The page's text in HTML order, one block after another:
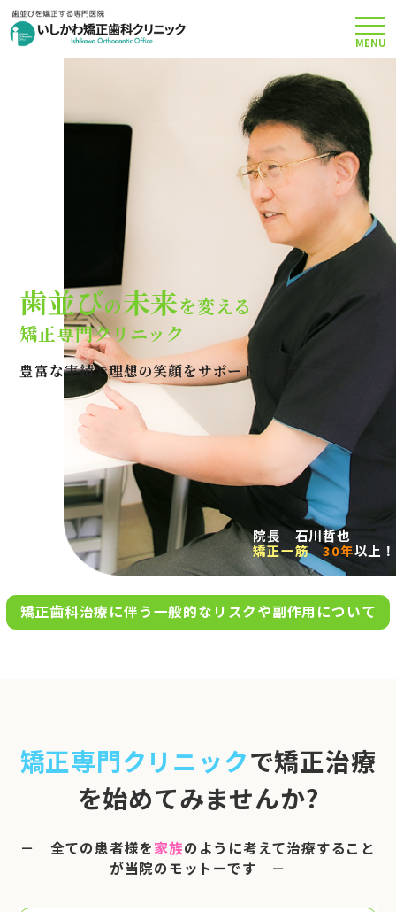
矯正治療について
当院のこだわり
費用について
クリニック案内
Q＆A
アクセス
お問い合わせ
完全
0120-695-578
※日曜は不定期で診療してい
ます
MENU
歯並びの未来を変える
矯正専門クリニック
豊富な実績で理想の笑顔をサポートします
院長 石川哲也
矯正一筋
30年以上！
矯正歯科治療に伴う一般的なリスクや副作用について
矯正専門クリニックで矯正治療
を始めてみませんか?
－ 全ての患者様を家族のように考えて治療すること
が当院のモットーです －